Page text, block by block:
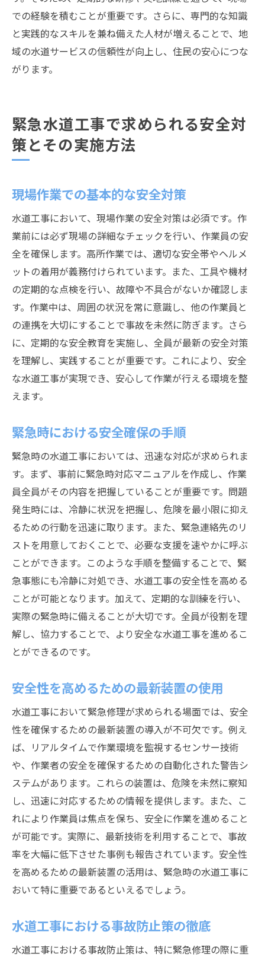
での経験を積むことが重要です。さらに、専門的な知識
と実践的なスキルを兼ね備えた人材が増えることで、地
域の水道サービスの信頼性が向上し、住民の安心につな
がります。
緊急水道工事で求められる安全対
策とその実施方法
現場作業での基本的な安全対策
水道工事において、現場作業の安全対策は必須です。作
業前には必ず現場の詳細なチェックを行い、作業員の安
全を確保します。高所作業では、適切な安全帯やヘルメ
ットの着用が義務付けられています。また、工具や機材
の定期的な点検を行い、故障や不具合がないか確認しま
す。作業中は、周囲の状況を常に意識し、他の作業員と
の連携を大切にすることで事故を未然に防ぎます。さら
に、定期的な安全教育を実施し、全員が最新の安全対策
を理解し、実践することが重要です。これにより、安全
な水道工事が実現でき、安心して作業が行える環境を整
えます。
緊急時における安全確保の手順
緊急時の水道工事においては、迅速な対応が求められま
す。まず、事前に緊急時対応マニュアルを作成し、作業
員全員がその内容を把握していることが重要です。問題
発生時には、冷静に状況を把握し、危険を最小限に抑え
るための行動を迅速に取ります。また、緊急連絡先のリ
ストを用意しておくことで、必要な支援を速やかに呼ぶ
ことができます。このような手順を整備することで、緊
急事態にも冷静に対処でき、水道工事の安全性を高める
ことが可能となります。加えて、定期的な訓練を行い、
実際の緊急時に備えることが大切です。全員が役割を理
解し、協力することで、より安全な水道工事を進めるこ
とができるのです。
安全性を高めるための最新装置の使用
水道工事において緊急修理が求められる場面では、安全
性を確保するための最新装置の導入が不可欠です。例え
ば、リアルタイムで作業環境を監視するセンサー技術
や、作業者の安全を確保するための自動化された警告シ
ステムがあります。これらの装置は、危険を未然に察知
し、迅速に対応するための情報を提供します。また、こ
れにより作業員は焦点を保ち、安全に作業を進めること
が可能です。実際に、最新技術を利用することで、事故
率を大幅に低下させた事例も報告されています。安全性
を高めるための最新装置の活用は、緊急時の水道工事に
おいて特に重要であるといえるでしょう。
水道工事における事故防止策の徹底
水道工事における事故防止策は、特に緊急修理の際に重